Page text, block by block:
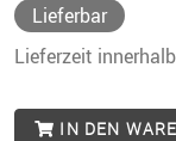
Lieferbar
Lieferzeit
IN DEN